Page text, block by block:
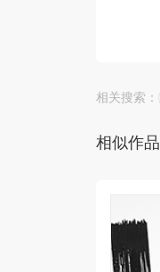
相关搜索：
相似作品